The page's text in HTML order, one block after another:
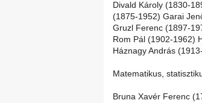
Divald Károly (1830-
(1875-1952) Garai
Gruzl Ferenc (1897-
Rom Pál (1902-1962)
Háznagy András
Matematikus,
Bruna Xavér Ferenc